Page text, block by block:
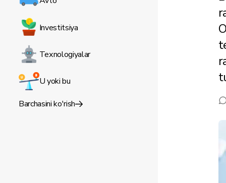
Investitsiya
Texnologiyalar
U yoki bu
Barchasini ko'rish